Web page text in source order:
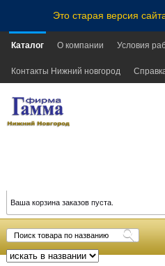
Это старая версия
Каталог О компании Условия
Контакты Нижний новгород
Ваша корзина заказов пуста.